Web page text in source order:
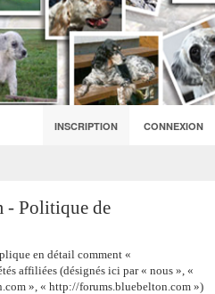
INSCRIPTION CONNEXION
- Politique de
en détail comment «
affiliées (désignés ici par « nous », «
», « http://forums.bluebelton.com »)